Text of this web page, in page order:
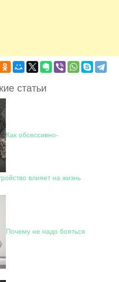
статьи
Как обсессивно-
влияет на жизнь
Почему не надо бояться